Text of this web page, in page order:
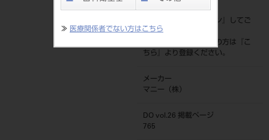
≫ 医療関係者でない方はこちら
標準価格
ログイン
』してご
覧ください。
ネット会員登録がまだの方は『
こ
ちら
』より登録ください。
メーカー
マニー（株）
DO vol.26 掲載ページ
765